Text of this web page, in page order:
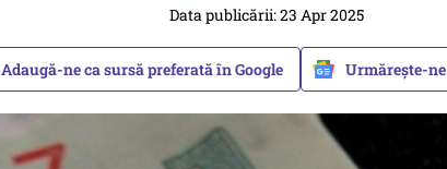
Data publicării: 23 Apr 2025
Adaugă-ne ca sursă preferată în Google Urmărește-ne